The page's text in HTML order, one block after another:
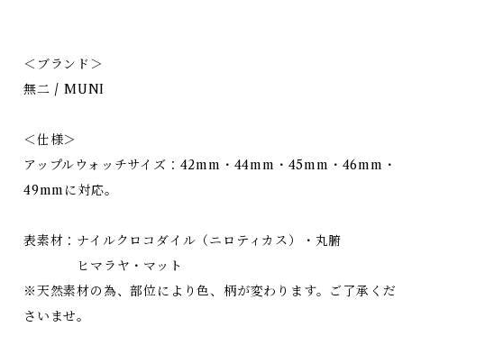
＜ブランド＞
無二 / MUNI
＜仕様＞
アップルウォッチサイズ：42mm・44mm・45mm・46mm・
49mmに対応。
表素材：ナイルクロコダイル（ニロティカス）・丸腑
ヒマラヤ・マット
※天然素材の為、部位により色、柄が変わります。ご了承くだ
さいませ。